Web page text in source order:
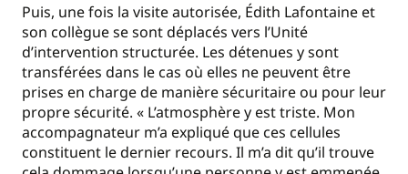
Puis, une fois la visite autorisée, Édith Lafontaine et
son collègue se sont déplacés vers l’Unité
d’intervention structurée. Les détenues y sont
transférées dans le cas où elles ne peuvent être
prises en charge de manière sécuritaire ou pour leur
propre sécurité. « L’atmosphère y est triste. Mon
accompagnateur m’a expliqué que ces cellules
constituent le dernier recours. Il m’a dit qu’il trouve